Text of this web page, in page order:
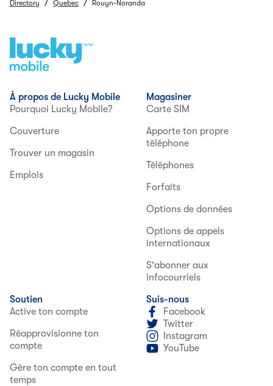
Directory / Quebec / Rouyn-Noranda
À propos de Lucky Mobile
Pourquoi Lucky Mobile?
Couverture
Trouver un magasin
Emplois
Magasiner
Carte SIM
Apporte ton propre
téléphone
Téléphones
Forfaits
Options de données
Options de appels
internationaux
S'abonner aux
infocourriels
Soutien
Active ton compte
Réapprovisionne ton
compte
Gère ton compte en tout
temps
Suis-nous
Facebook
Twitter
Instagram
YouTube